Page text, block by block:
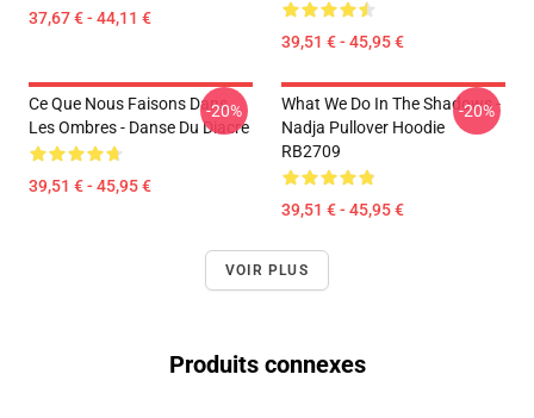
37,67 € - 44,11 €
39,51 € - 45,95 €
Ce Que Nous Faisons Dans
Les Ombres - Danse Du Diacre
39,51 € - 45,95 €
-20%
What We Do In The Shadows -
Nadja Pullover Hoodie
RB2709
39,51 € - 45,95 €
-20%
VOIR PLUS
Produits connexes